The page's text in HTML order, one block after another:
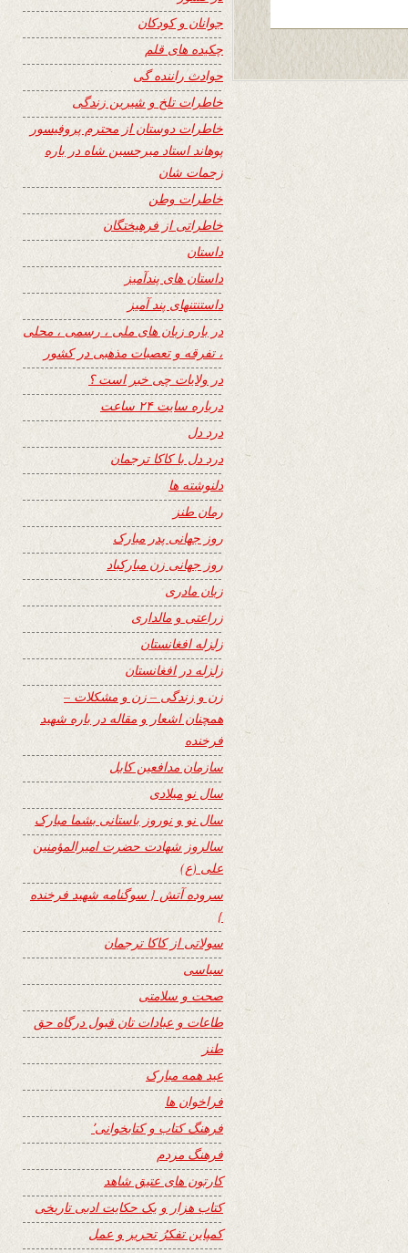
جوانان و کودکان
چکیده های قلم
حوادث راننده گی
خاطرات تلخ و شیرین زندگی
خاطرات دوستان از محترم پروفیسور
پوهاند استاد میرحسین شاه در باره
زحمات شان
خاطرات وطن
خاطراتی از فرهیختگان
داستان
داستان های پندآمیز
داستنتنهای پند آمیز
در باره زبان های ملی ، رسمی ، محلی
، تفرقه و تعصبات مذهبی در کشور
در ولایات چی خبر است ؟
درباره سایت ۲۴ ساعت
درد دل
درد دل با کاکا ترجمان
دلنوشته ها
رمان طنز
روز جهانی پدر مبارک
روز جهانی زن مبارکباد
زبان مادری
زراعتی و مالداری
زلزله افغانستان
زلزله در افغانستان
زن و زندگی – زن و مشکلات –
همچنان اشعار و مقاله در باره شهید
فرخنده
سازمان مدافعین کابل
سال نو میلادی
سال نو و نوروز باستانی بشما مبارک
سالروز شهادت حضرت امیرالمؤمنین
علی (ع)
سروده آتش { سوگنامه شهید فرخنده
}
سولاتی از کاکا ترجمان
سیاسی
صحت و سلامتی
طاعات و عبادات تان قبول درگاه حق
طنز
عید همه مبارک
فراخوان ها
فرهنگ کتاب و کتابخوانی٬
فرهنگ مردم
کارتون های عتیق شاهد
کتاب هزار و یک حکایت ادبی تاریخی
کمپاین تفکرُ تحریر و عمل